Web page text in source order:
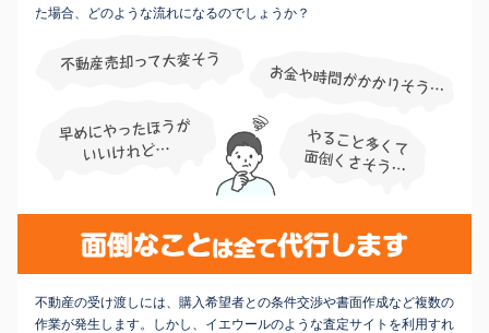
た場合、どのような流れになるのでしょうか？
不動産の受け渡しには、購入希望者との条件交渉や書面作成など複数の
作業が発生します。しかし、イエウールのような査定サイトを利用すれ